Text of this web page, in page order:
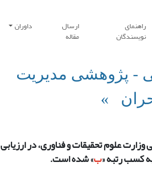
راهنمای
نویسندگان
ارسال
مقاله
داوران
- پژوهشی مدیریت
»
علوم تحقیقات و فناوری، در ارزیابی
ب» شده است.